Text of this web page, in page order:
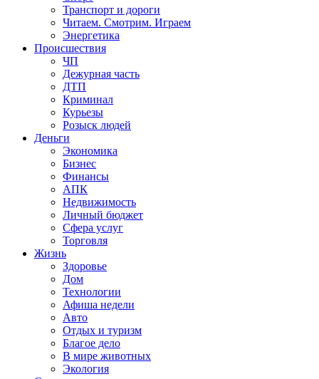
Транспорт и дороги
Читаем. Смотрим. Играем
Энергетика
Происшествия
ЧП
Дежурная часть
ДТП
Криминал
Курьезы
Розыск людей
Деньги
Экономика
Бизнес
Финансы
АПК
Недвижимость
Личный бюджет
Сфера услуг
Торговля
Жизнь
Здоровье
Дом
Технологии
Афиша недели
Авто
Отдых и туризм
Благое дело
В мире животных
Экология